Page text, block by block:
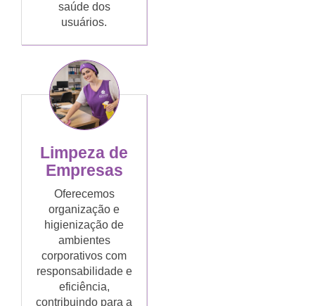
saúde dos
usuários.
Limpeza de
Empresas
Oferecemos
organização e
higienização de
ambientes
corporativos com
responsabilidade e
eficiência,
contribuindo para a